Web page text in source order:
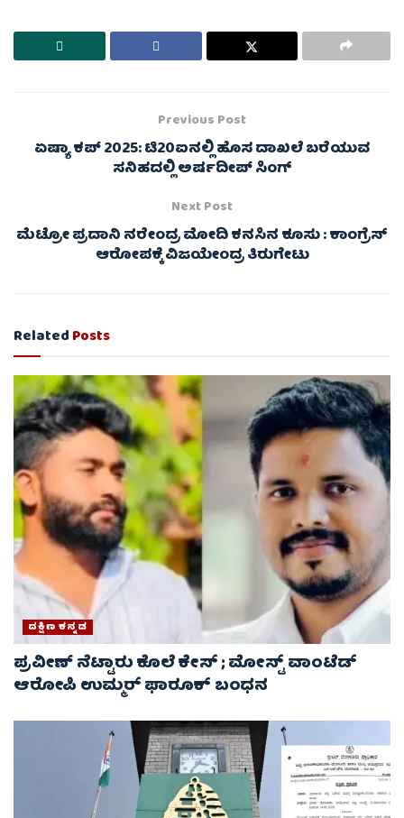
Previous Post
ಏಷ್ಯಾ ಕಪ್ 2025: ಟಿ20ಐನಲ್ಲಿ ಹೊಸ ದಾಖಲೆ ಬರೆಯುವ
ಸನಿಹದಲ್ಲಿ ಅರ್ಷದೀಪ್‌ ಸಿಂಗ್
Next Post
ಮೆಟ್ರೋ ಪ್ರದಾನಿ ನರೇಂದ್ರ ಮೋದಿ ಕನಸಿನ ಕೂಸು : ಕಾಂಗ್ರೆಸ್‌
ಆರೋಪಕ್ಕೆ ವಿಜಯೇಂದ್ರ ತಿರುಗೇಟು
RelatedPosts
ದಕ್ಷಿಣ ಕನ್ನಡ
ಪ್ರವೀಣ್ ನೆಟ್ಟಾರು ಕೊಲೆ ಕೇಸ್ ​; ಮೋಸ್ಟ್ ವಾಂಟೆಡ್‌
ಆರೋಪಿ ಉಮ್ಮರ್ ಫಾರೂಕ್ ಬಂಧನ